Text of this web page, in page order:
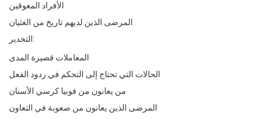
الأفراد المعوقين
المرضى الذين لديهم تاريخ من الغثيان
التخدير:
المعاملات قصيرة المدى
الحالات التي تحتاج إلى التحكم في ردود الفعل
من يعانون من فوبيا كرسي الأسنان
المرضى الذين يعانون من صعوبة في التعاون